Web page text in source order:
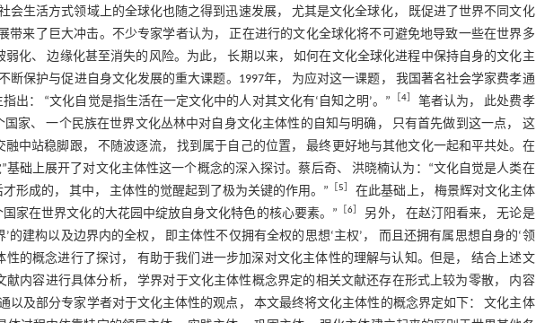
会生活方式领域上的全球化也随之得到迅速发展， 尤其是文化全球化， 既促进了世界不同文化
带来了巨大冲击。不少专家学者认为， 正在进行的文化全球化将不可避免地导致一些在世界多
化、 边缘化甚至消失的风险。为此， 长期以来， 如何在文化全球化进程中保持自身的文化主
断保护与促进自身文化发展的重大课题。1997年， 为应对这一课题， 我国著名社会学家费孝通
出： “文化自觉是指生活在一定文化中的人对其文化有‘自知之明’。”
4］ 笔者认为， 此处费孝
家、 一个民族在世界文化丛林中对自身文化主体性的自知与明确， 只有首先做到这一点， 这
中站稳脚跟， 不随波逐流， 找到属于自己的位置， 最终更好地与其他文化一起和平共处。在
础上展开了对文化主体性这一个概念的深入探讨。蔡后奇、 洪晓楠认为：“文化自觉是人类在
形成的， 其中， 主体性的觉醒起到了极为关键的作用。”
［5 ］在此基础上， 梅景辉对文化主体
家在世界文化的大花园中绽放自身文化特色的核心要素。” ［6
另外， 在赵汀阳看来， 无论是
的建构以及边界内的全权， 即主体性不仅拥有全权的思想‘主权’， 而且还拥有属思想自身的‘领
的概念进行了探讨， 有助于我们进一步加深对文化主体性的理解与认知。但是， 结合上述文
内容进行具体分析， 学界对于文化主体性概念界定的相关文献还存在形式上较为零散， 内容
以及部分专家学者对于文化主体性的观点， 本文最终将文化主体性的概念界定如下： 文化主体